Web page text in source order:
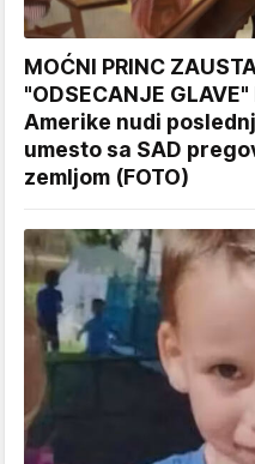
MOĆNI PRINC
"ODSECANJE
Amerike nudi
umesto sa SAD
zemljom (FOTO)